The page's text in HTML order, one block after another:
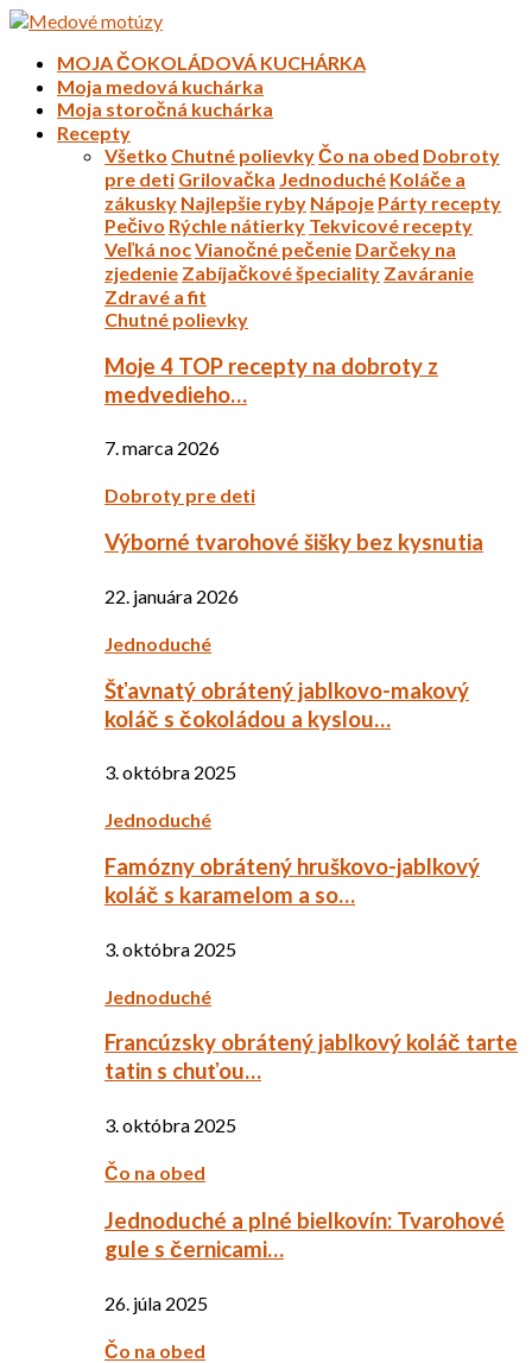
MOJA ČOKOLÁDOVÁ KUCHÁRKA
Moja medová kuchárka
Moja storočná kuchárka
Recepty
Všetko Chutné polievkyČo na obed Dobroty
pre deti Grilovačka Jednoduché Koláče a
zákusky Najlepšie ryby Nápoje Párty recepty
Pečivo Rýchle nátierky Tekvicové recepty
Veľká nocVianočné pečenie Darčeky na
zjedenie Zabíjačkové špeciality Zaváranie
Zdravé a fit
Chutné polievky
Moje 4 TOP recepty na dobroty z
medvedieho…
7. marca 2026
Dobroty pre deti
Výborné tvarohové šišky bez kysnutia
22. januára 2026
Jednoduché
Šťavnatý obrátený jablkovo-makový
koláč s čokoládou a kyslou…
3. októbra 2025
Jednoduché
Famózny obrátený hruškovo-jablkový
koláč s karamelom a so…
3. októbra 2025
Jednoduché
Francúzsky obrátený jablkový koláč tarte
tatin s chuťou…
3. októbra 2025
Čo na obed
Jednoduché a plné bielkovín: Tvarohové
gule s černicami…
26. júla 2025
Čo na obed